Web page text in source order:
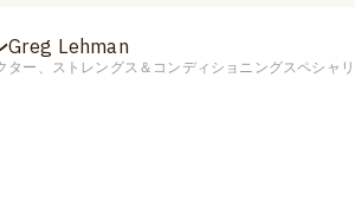
Greg Lehman
ター、ストレングス＆コンディショニングスペシャリ